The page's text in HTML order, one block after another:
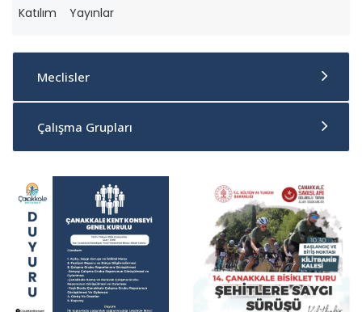
Katılım Yayınlar
Meclisler
Çalışma Grupları